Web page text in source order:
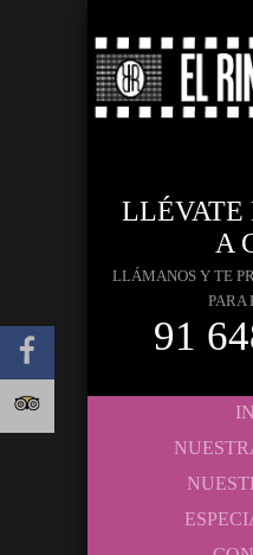
LLÉVATE
A
LLÁMANOS Y TE
PARA
91